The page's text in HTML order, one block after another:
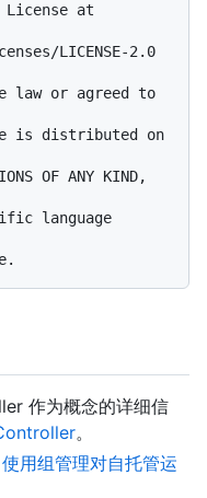
License at
law or agreed to
is distributed on
OF ANY KIND,
language
作为概念的详细信
。
使用组管理对自托管运